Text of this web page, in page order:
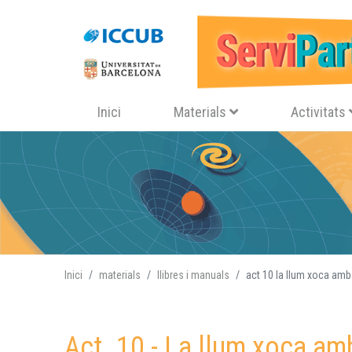
Navegació principal
Inici Materials Activitats
Inici materials llibres i manuals act 10 la llum xoca